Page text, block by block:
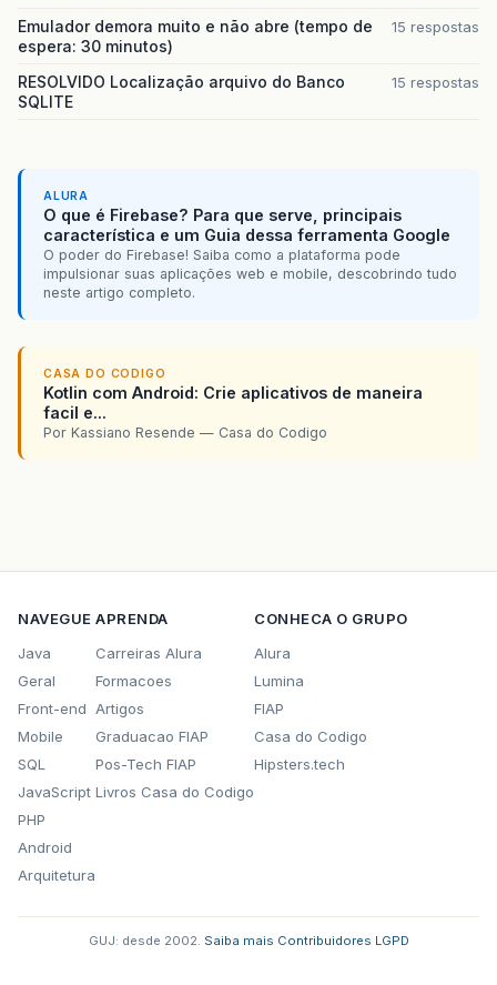
Emulador demora muito e não abre (tempo de
espera: 30 minutos)
15 respostas
RESOLVIDO Localização arquivo do Banco
SQLITE
15 respostas
ALURA
O que é Firebase? Para que serve, principais
característica e um Guia dessa ferramenta Google
O poder do Firebase! Saiba como a plataforma pode
impulsionar suas aplicações web e mobile, descobrindo tudo
neste artigo completo.
CASA DO CODIGO
Kotlin com Android: Crie aplicativos de maneira
facil e...
Por Kassiano Resende — Casa do Codigo
NAVEGUE
Java
Geral
Front-end
Mobile
SQL
JavaScript
PHP
Android
Arquitetura
APRENDA
Carreiras Alura
Formacoes
Artigos
Graduacao FIAP
Pos-Tech FIAP
Livros Casa do Codigo
CONHECA O GRUPO
Alura
Lumina
FIAP
Casa do Codigo
Hipsters.tech
GUJ: desde 2002. Saiba mais Contribuidores LGPD